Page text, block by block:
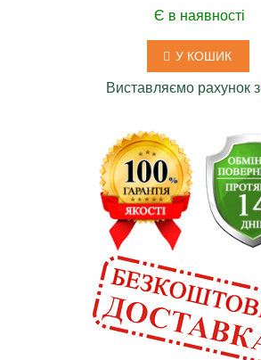
Є в наявності
У КОШИК
Виставляємо рахунок з